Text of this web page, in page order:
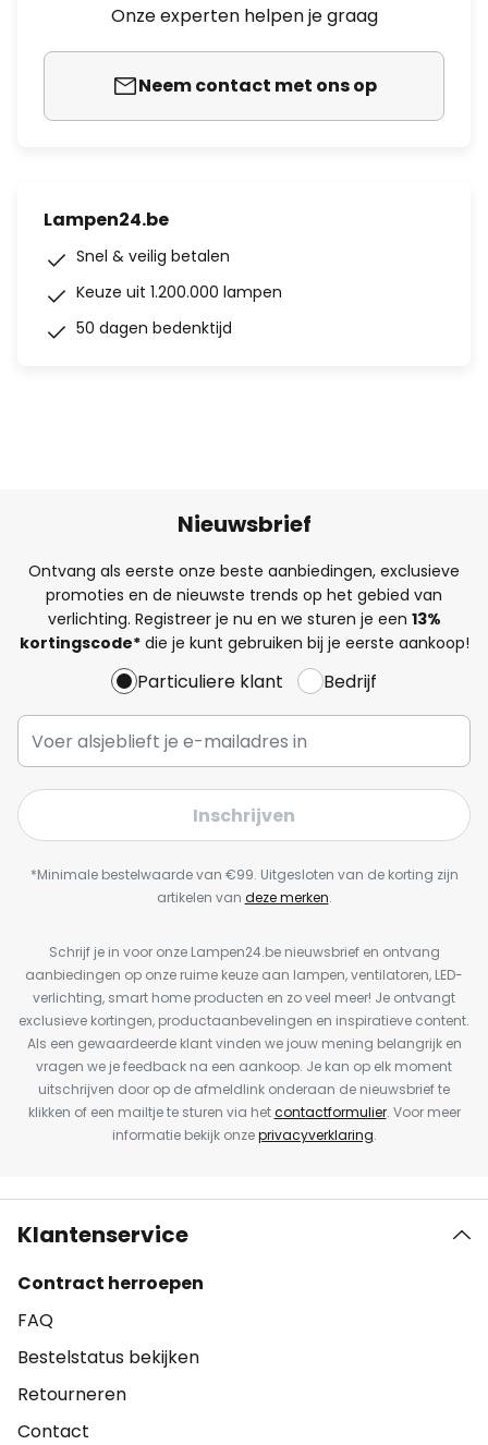
Onze experten helpen je graag
Neem contact met ons op
Lampen24.be
Snel & veilig betalen
Keuze uit 1.200.000 lampen
50 dagen bedenktijd
Nieuwsbrief
Ontvang als eerste onze beste aanbiedingen, exclusieve
promoties en de nieuwste trends op het gebied van
verlichting. Registreer je nu en we sturen je een 13%
kortingscode*die je kunt gebruiken bij je eerste aankoop!
Particuliere klant Bedrijf
Inschrijven
*Minimale bestelwaarde van €99. Uitgesloten van de korting zijn
artikelen van deze merken.
Schrijf je in voor onze Lampen24.be nieuwsbrief en ontvang
aanbiedingen op onze ruime keuze aan lampen, ventilatoren, LED-
verlichting, smart home producten en zo veel meer! Je ontvangt
exclusieve kortingen, productaanbevelingen en inspiratieve content.
Als een gewaardeerde klant vinden we jouw mening belangrijk en
vragen we je feedback na een aankoop. Je kan op elk moment
uitschrijven door op de afmeldlink onderaan de nieuwsbrief te
klikken of een mailtje te sturen via hetcontactformulier. Voor meer
informatie bekijk onzeprivacyverklaring.
Klantenservice
Contract herroepen
FAQ
Bestelstatus bekijken
Retourneren
Contact